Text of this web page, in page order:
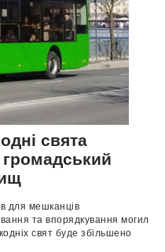
свята
для мешканців
та впорядкування могил
свят буде збільшено